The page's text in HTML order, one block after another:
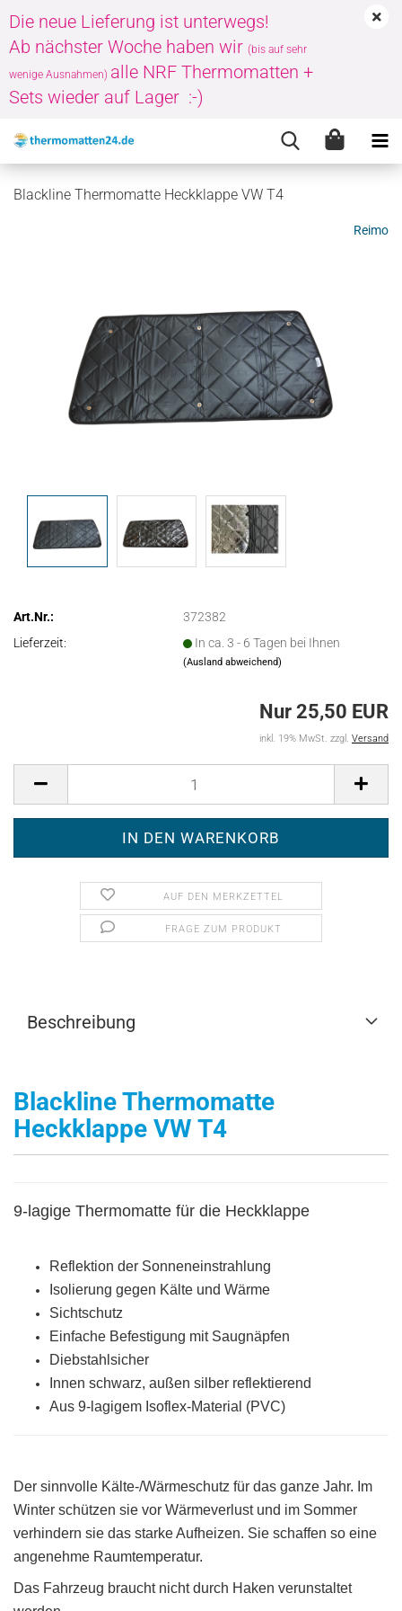
Die neue Lieferung ist unterwegs!
Ab nächster Woche haben wir (bis auf sehr
wenige Ausnahmen) alle NRF Thermomatten +
Sets wieder auf Lager :-)
Blackline Thermomatte Heckklappe VW T4
Reimo
Art.Nr.:
372382
Lieferzeit:
In ca. 3 - 6 Tagen bei Ihnen
(Ausland abweichend)
Nur 25,50 EUR
inkl. 19% MwSt. zzgl. Versand
AUF DEN MERKZETTEL
FRAGE ZUM PRODUKT
Beschreibung
Blackline Thermomatte
Heckklappe VW T4
9-lagige Thermomatte für die Heckklappe
Reflektion der Sonneneinstrahlung
Isolierung gegen Kälte und Wärme
Sichtschutz
Einfache Befestigung mit Saugnäpfen
Diebstahlsicher
Innen schwarz, außen silber reflektierend
Aus 9-lagigem Isoflex-Material (PVC)
Der sinnvolle Kälte-/Wärmeschutz für das ganze Jahr. Im
Winter schützen sie vor Wärmeverlust und im Sommer
verhindern sie das starke Aufheizen. Sie schaffen so eine
angenehme Raumtemperatur.
Das Fahrzeug braucht nicht durch Haken verunstaltet